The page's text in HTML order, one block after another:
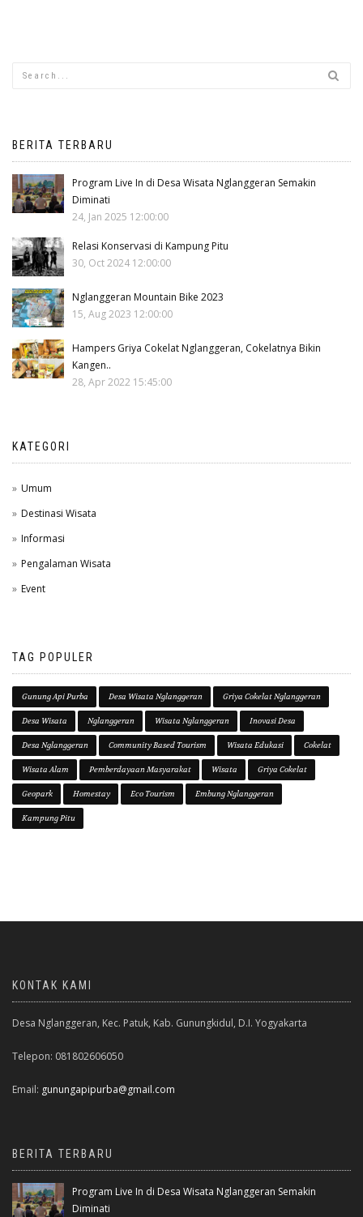
BERITA TERBARU
Program Live In di Desa Wisata Nglanggeran Semakin
Diminati
24, Jan 2025 12:00:00
Relasi Konservasi di Kampung Pitu
30, Oct 2024 12:00:00
Nglanggeran Mountain Bike 2023
15, Aug 2023 12:00:00
Hampers Griya Cokelat Nglanggeran, Cokelatnya Bikin
Kangen..
28, Apr 2022 15:45:00
KATEGORI
Umum
Destinasi Wisata
Informasi
Pengalaman Wisata
Event
TAG POPULER
Gunung Api Purba Desa Wisata Nglanggeran Griya Cokelat Nglanggeran
Desa Wisata Nglanggeran Wisata Nglanggeran Inovasi Desa
Desa Nglanggeran Community Based Tourism Wisata Edukasi Cokelat
Wisata Alam Pemberdayaan Masyarakat Wisata Griya Cokelat
Geopark Homestay Eco Tourism Embung Nglanggeran
Kampung Pitu
KONTAK KAMI
Desa Nglanggeran, Kec. Patuk, Kab. Gunungkidul, D.I. Yogyakarta
Telepon: 081802606050
Email: gunungapipurba@gmail.com
BERITA TERBARU
Program Live In di Desa Wisata Nglanggeran Semakin
Diminati